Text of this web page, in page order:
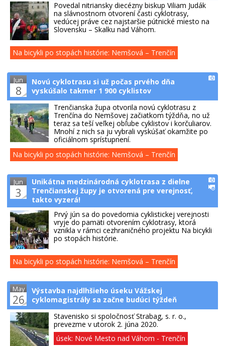
Povedal nitriansky diecézny biskup Viliam Judák
na slávnostnom otvorení časti cyklotrasy,
vedúcej práve cez najstaršie pútnické miesto na
Slovensku – Skalku nad Váhom.
Na bicykli po stopách histórie: Nemšová – Trenčín
Jun
8
Novú cyklotrasu si už počas prvého dňa
vyskúšalo takmer 1 900 cyklistov
Trenčianska župa otvorila novú cyklotrasu z
Trenčína do Nemšovej začiatkom týždňa, no už
teraz sa teší veľkej obľube cyklistov i korčuliarov.
Mnohí z nich sa ju vybrali vyskúšať okamžite po
oficiálnom sprístupnení.
Na bicykli po stopách histórie: Nemšová – Trenčín
Jun
3
Unikátna medzinárodná cyklotrasa z dielne
Trenčianskej župy je otvorená pre verejnosť,
takto vyzerá!
Prvý jún sa do povedomia cyklistickej verejnosti
vryje do pamäti otvorením cyklotrasy, ktorá
vznikla v rámci cezhraničného projektu Na bicykli
po stopách histórie.
Na bicykli po stopách histórie: Nemšová – Trenčín
May
26
Výstavba najdlhšieho úseku Vážskej
cyklomagistrály sa začne budúci týždeň
Stavenisko si spoločnosť Strabag, s. r. o.,
prevezme v utorok 2. júna 2020.
úsek: Nové Mesto nad Váhom - Trenčín